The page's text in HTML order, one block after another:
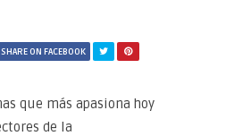
SHARE ON FACEBOOK
que más apasiona hoy
de la